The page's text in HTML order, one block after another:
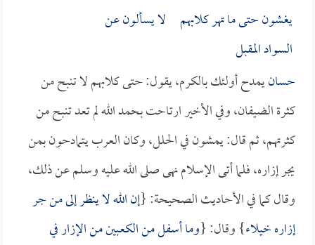
يغشون حتى ما تهر كلابهم لا يسألون عن
السواد المقبل
حسانيمدح أولئك بالكرم، يقول: حتى كلابهم لا تنبح من
كثرة الضيفان، وفي الأخير ارتاحت بحمد الله لم تعد تنبح من
كثرتهم، ثم قال: يمشون في الحلل، وكان العرب يتمادحون بمن
يجر إزاره، فلما أتى الإسلام نهى صلى الله عليه وسلم عن ذلك،
وقال كما في الأحاديث الصحيحة: {إن الله لا ينظر إلى من جر
إزاره خيلاء} وقال: {وما أسفل من الكعبين من الإزار في